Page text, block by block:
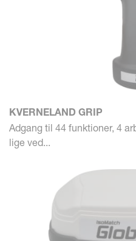
KVERNELAND GRIP
Adgang til 44 funktioner, 4
lige ved...